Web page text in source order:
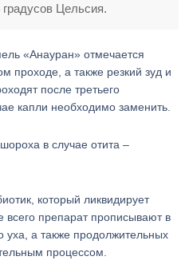
Цельсия.
«Анауран» отмечается
проходе, а также резкий зуд и
после третьего
капли необходимо заменить.
в случае отита –
который ликвидирует
препарат прописывают в
уха, а также продолжительных
процессом.